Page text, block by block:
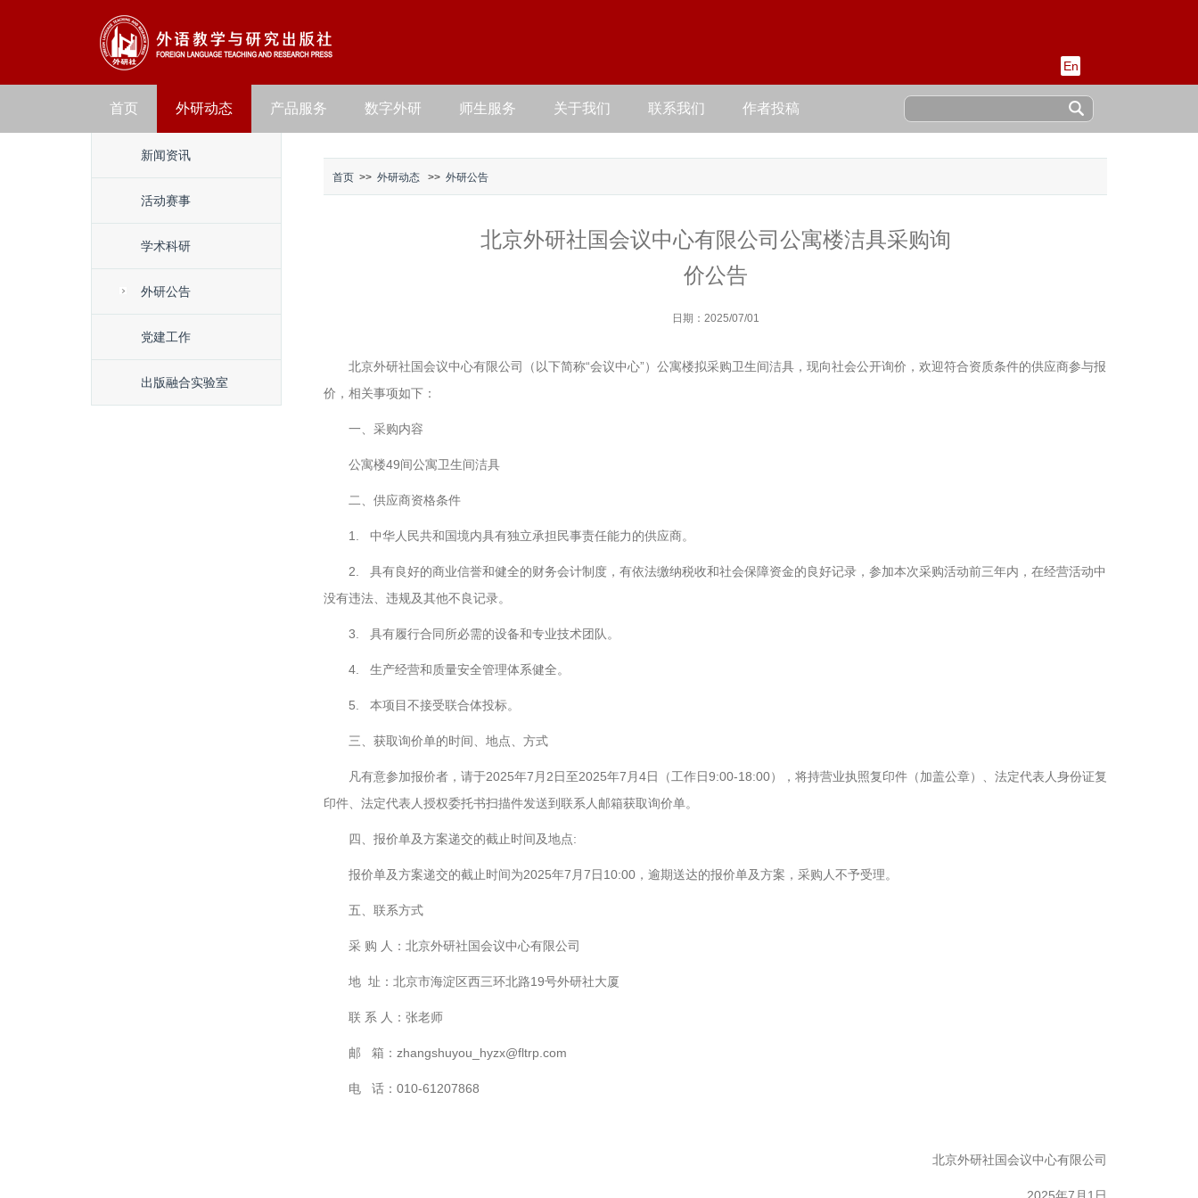
En
首页 外研动态 产品服务 数字外研 师生服务 关于我们 联系我们 作者投稿
新闻资讯
活动赛事
学术科研
外研公告
党建工作
出版融合实验室
首页 >> 外研动态 >> 外研公告
北京外研社国会议中心有限公司公寓楼洁具采购询
价公告
日期：2025/07/01
北京外研社国会议中心有限公司（以下简称“会议中心”）公寓楼拟采购卫生间洁具，现向社会公开询价，欢迎符合资质条件的供应商参与报
价，相关事项如下：
一、采购内容
公寓楼49间公寓卫生间洁具
二、供应商资格条件
1. 中华人民共和国境内具有独立承担民事责任能力的供应商。
2. 具有良好的商业信誉和健全的财务会计制度，有依法缴纳税收和社会保障资金的良好记录，参加本次采购活动前三年内，在经营活动中
没有违法、违规及其他不良记录。
3. 具有履行合同所必需的设备和专业技术团队。
4. 生产经营和质量安全管理体系健全。
5. 本项目不接受联合体投标。
三、获取询价单的时间、地点、方式
凡有意参加报价者，请于2025年7月2日至2025年7月4日（工作日9:00-18:00），将持营业执照复印件（加盖公章）、法定代表人身份证复
印件、法定代表人授权委托书扫描件发送到联系人邮箱获取询价单。
四、报价单及方案递交的截止时间及地点:
报价单及方案递交的截止时间为2025年7月7日10:00，逾期送达的报价单及方案，采购人不予受理。
五、联系方式
采 购 人：北京外研社国会议中心有限公司
地 址：北京市海淀区西三环北路19号外研社大厦
联 系 人：张老师
邮 箱：zhangshuyou_hyzx@fltrp.com
电 话：010-61207868
北京外研社国会议中心有限公司